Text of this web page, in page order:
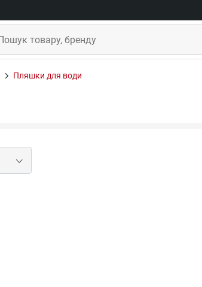
Пляшки для води